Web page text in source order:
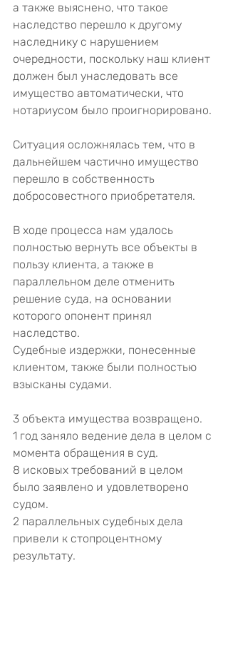
а также выяснено, что такое
наследство перешло к другому
наследнику с нарушением
очередности, поскольку наш клиент
должен был унаследовать все
имущество автоматически, что
нотариусом было проигнорировано.
Ситуация осложнялась тем, что в
дальнейшем частично имущество
перешло в собственность
добросовестного приобретателя.
В ходе процесса нам удалось
полностью вернуть все объекты в
пользу клиента, а также в
параллельном деле отменить
решение суда, на основании
которого опонент принял
наследство.
Судебные издержки, понесенные
клиентом, также были полностью
взысканы судами.
3 объекта имущества возвращено.
1 год заняло ведение дела в целом с
момента обращения в суд.
8 исковых требований в целом
было заявлено и удовлетворено
судом.
2 параллельных судебных дела
привели к стопроцентному
результату.